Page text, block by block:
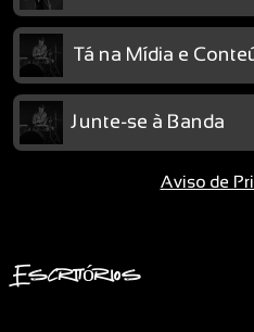
Tá na Mídia e
Junte-se à Banda
Aviso de
Escritórios